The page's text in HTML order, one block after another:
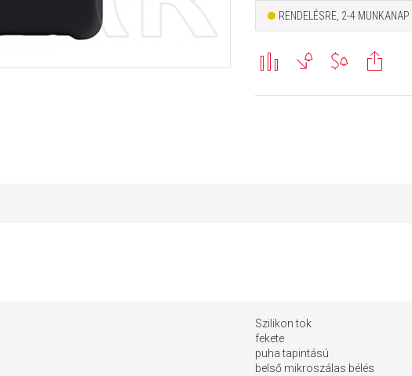
RENDELÉSRE, 2-4 MUNKANAP
Szilikon tok
fekete
puha tapintású
belső mikroszálas bélés